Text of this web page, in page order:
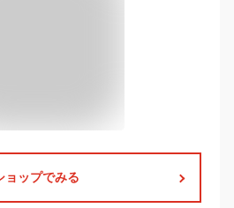
ョップでみる